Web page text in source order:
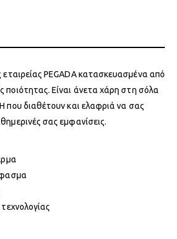
PEGADA κατασκευασμένα από
Είναι άνετα χάρη στη σόλα
που διαθέτουν και ελαφριά να σας
σας εμφανίσεις.